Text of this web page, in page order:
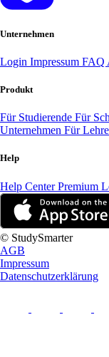
Unternehmen
Login Impressum FAQ
Produkt
Für Studierende Für
Unternehmen Für
Help
Help CenterPremium
© StudySmarter
AGB
Impressum
Datenschutzerklärung